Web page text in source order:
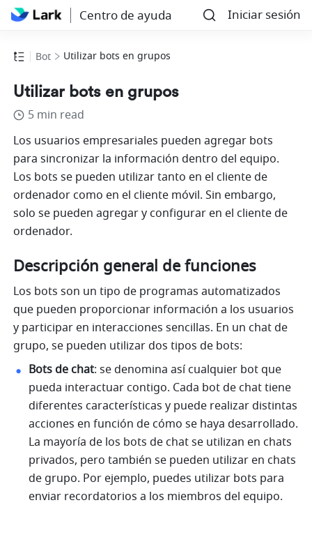
Centro de ayuda Iniciar sesión
Bot Utilizar bots en grupos
Utilizar bots en grupos
5 min read
Los usuarios empresariales pueden agregar bots
para sincronizar la información dentro del equipo.
Los bots se pueden utilizar tanto en el cliente de
ordenador como en el cliente móvil. Sin embargo,
solo se pueden agregar y configurar en el cliente de
ordenador.
Descripción general de funciones
Los bots son un tipo de programas automatizados
que pueden proporcionar información a los usuarios
y participar en interacciones sencillas. En un chat de
grupo, se pueden utilizar dos tipos de bots:
Bots de chat: se denomina así cualquier bot que
pueda interactuar contigo. Cada bot de chat tiene
diferentes características y puede realizar distintas
acciones en función de cómo se haya desarrollado.
La mayoría de los bots de chat se utilizan en chats
privados, pero también se pueden utilizar en chats
de grupo. Por ejemplo, puedes utilizar bots para
enviar recordatorios a los miembros del equipo.